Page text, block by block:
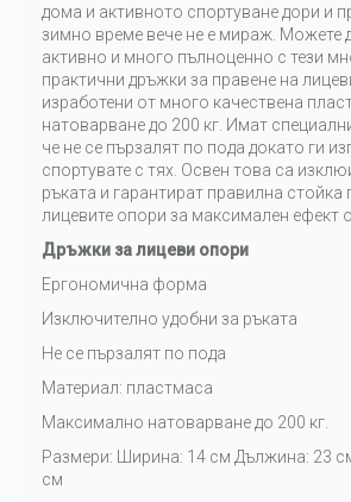
дома и активното спортуване дори и
зимно време вече не е мираж. Можете
активно и много пълноценно с тези
практични дръжки за правене на
изработени от много качествена
натоварване до 200 кг. Имат
че не се пързалят по пода докато ги
спортувате с тях. Освен това са
ръката и гарантират правилна стойка
лицевите опори за максимален ефект
Дръжки за лицеви опори
Ергономична форма
Изключително удобни за ръката
Не се пързалят по пода
Материал: пластмаса
Максимално натоварване до 200 кг.
Размери: Ширина: 14 см Дължина: 23
см